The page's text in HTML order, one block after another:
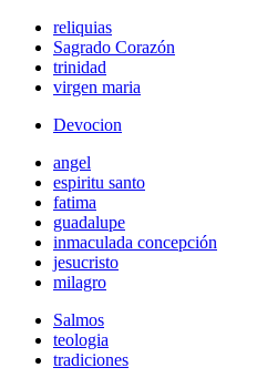
reliquias
Sagrado Corazón
trinidad
virgen maria
Devocion
angel
espiritu santo
fatima
guadalupe
inmaculada concepción
jesucristo
milagro
Salmos
teologia
tradiciones